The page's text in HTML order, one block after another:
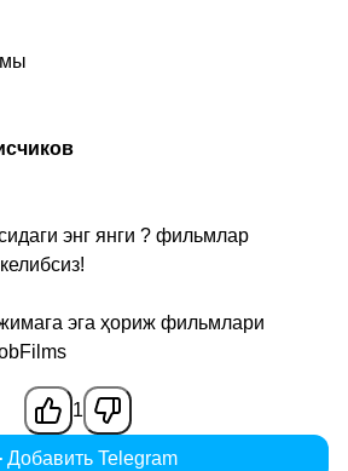
энг янги ? фильмлар
эга ҳориж фильмлари
1
Добавить Telegram